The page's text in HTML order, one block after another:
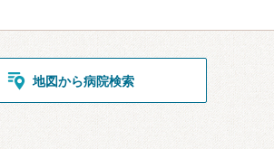
地図から病院検索